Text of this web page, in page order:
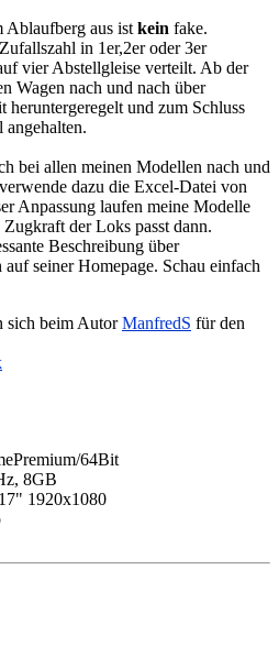
Ablaufberg aus ist kein fake.
in 1er,2er oder 3er
vier Abstellgleise verteilt. Ab der
Wagen nach und nach über
und zum Schluss
angehalten.
bei allen meinen Modellen nach und
dazu die Excel-Datei von
Anpassung laufen meine Modelle
der Loks passt dann.
Beschreibung über
seiner Homepage. Schau einfach
sich beim AutorManfredS für den
64Bit
8GB
1920x1080